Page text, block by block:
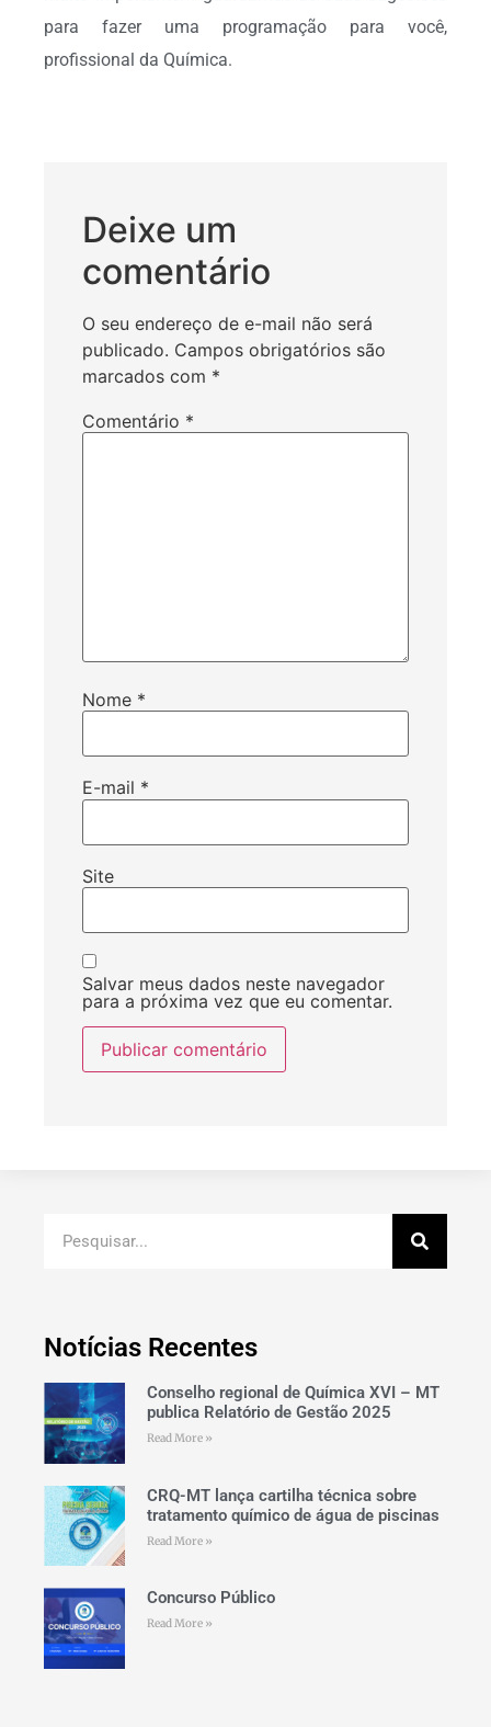
para fazer uma programação para você,
profissional da Química.
Deixe um
comentário
O seu endereço de e-mail não será
publicado. Campos obrigatórios são
marcados com *
Comentário *
Nome *
E-mail *
Site
Salvar meus dados neste navegador
para a próxima vez que eu comentar.
Notícias Recentes
Conselho regional de Química XVI – MT
publica Relatório de Gestão 2025
Read More »
CRQ-MT lança cartilha técnica sobre
tratamento químico de água de piscinas
Read More »
Concurso Público
Read More »